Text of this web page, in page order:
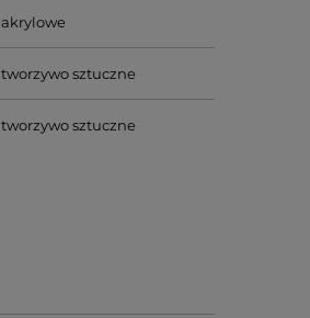
akrylowe
tworzywo sztuczne
tworzywo sztuczne